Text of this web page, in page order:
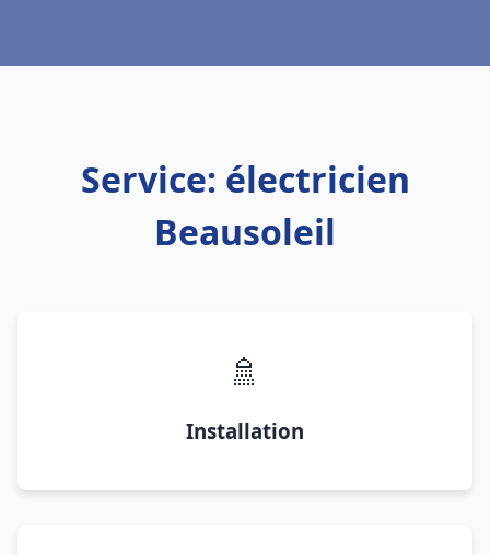
Service: électricien
Beausoleil
🚿
Installation